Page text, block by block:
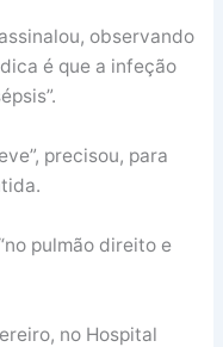
observando
é que a infeção
precisou, para
pulmão direito e
no Hospital